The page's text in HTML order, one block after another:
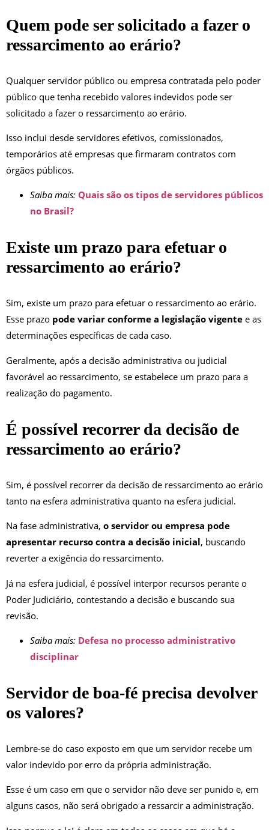
Quem pode ser solicitado a fazer o
ressarcimento ao erário?
Qualquer servidor público ou empresa contratada pelo poder
público que tenha recebido valores indevidos pode ser
solicitado a fazer o ressarcimento ao erário.
Isso inclui desde servidores efetivos, comissionados,
temporários até empresas que firmaram contratos com
órgãos públicos.
Saiba mais: Quais são os tipos de servidores públicos
no Brasil?
Existe um prazo para efetuar o
ressarcimento ao erário?
Sim, existe um prazo para efetuar o ressarcimento ao erário.
Esse prazo pode variar conforme a legislação vigente e as
determinações específicas de cada caso.
Geralmente, após a decisão administrativa ou judicial
favorável ao ressarcimento, se estabelece um prazo para a
realização do pagamento.
É possível recorrer da decisão de
ressarcimento ao erário?
Sim, é possível recorrer da decisão de ressarcimento ao erário
tanto na esfera administrativa quanto na esfera judicial.
Na fase administrativa, o servidor ou empresa pode
apresentar recurso contra a decisão inicial, buscando
reverter a exigência do ressarcimento.
Já na esfera judicial, é possível interpor recursos perante o
Poder Judiciário, contestando a decisão e buscando sua
revisão.
Saiba mais: Defesa no processo administrativo
disciplinar
Servidor de boa-fé precisa devolver
os valores?
Lembre-se do caso exposto em que um servidor recebe um
valor indevido por erro da própria administração.
Esse é um caso em que o servidor não deve ser punido e, em
alguns casos, não será obrigado a ressarcir a administração.